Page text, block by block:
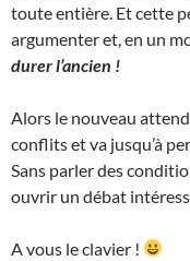
toute entière. Et cette
argumenter et, en un
durer l’ancien !
Alors le nouveau
conflits et va jusqu’à
Sans parler des
ouvrir un débat
A vous le clavier !